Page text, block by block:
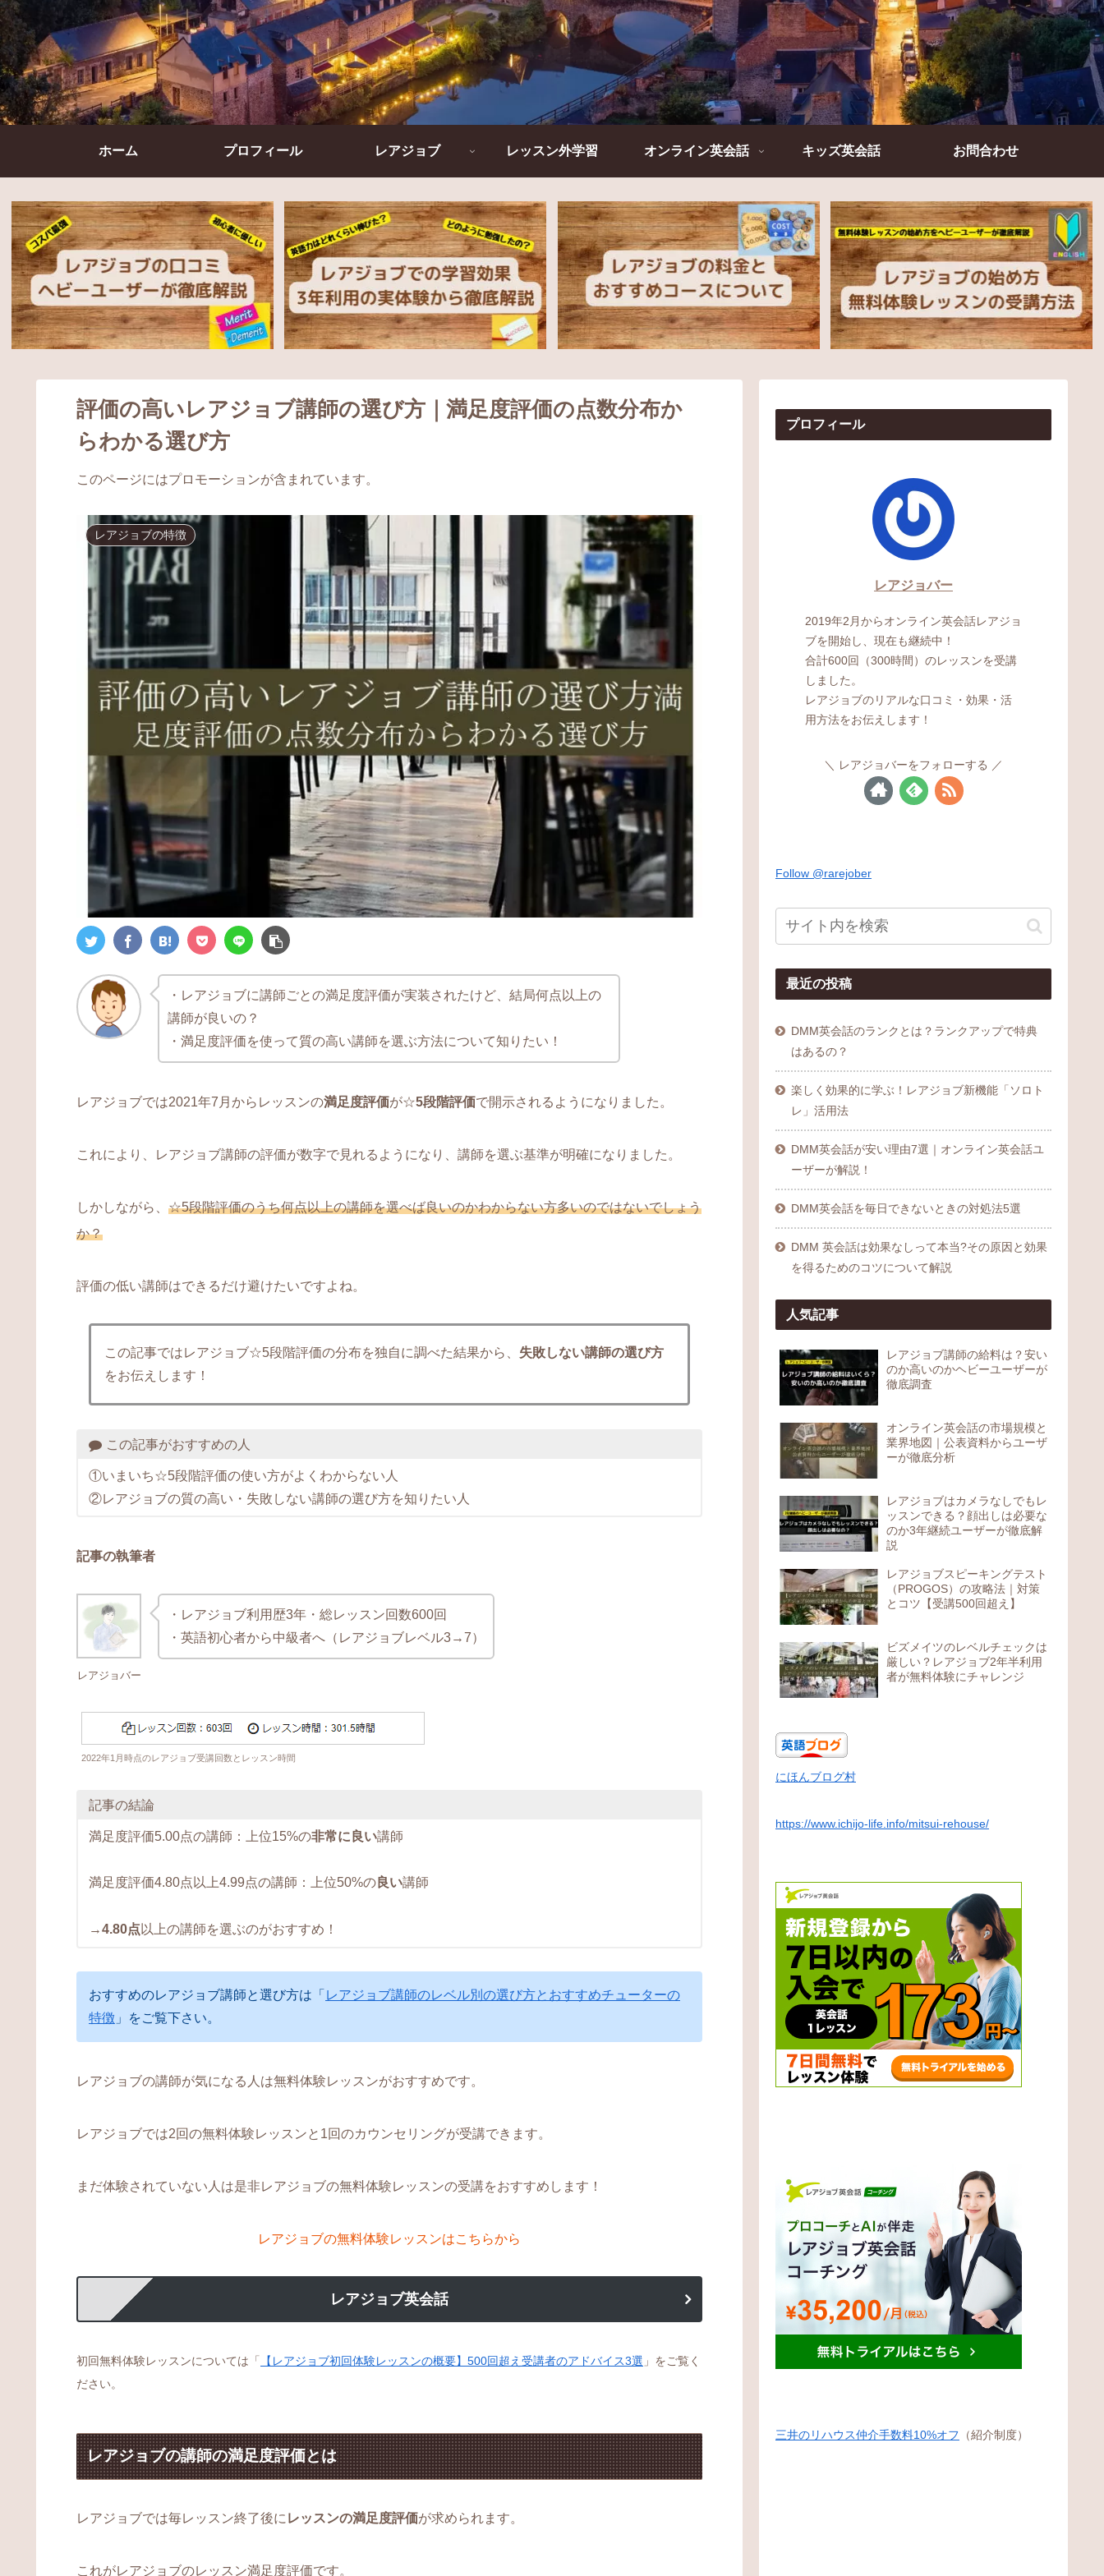
ホーム プロフィール レアジョブ レッスン外学習 オンライン英会話 キッズ英会話 お問合わせ
評価の高いレアジョブ講師の選び方｜満足度評価の点数分布か
らわかる選び方
このページにはプロモーションが含まれています。
レアジョブの特徴
・レアジョブに講師ごとの満足度評価が実装されたけど、結局何点以上の
講師が良いの？
・満足度評価を使って質の高い講師を選ぶ方法について知りたい！
レアジョブでは2021年7月からレッスンの満足度評価が☆5段階評価で開示されるようになりました。
これにより、レアジョブ講師の評価が数字で見れるようになり、講師を選ぶ基準が明確になりました。
しかしながら、 ☆5段階評価のうち何点以上の講師を選べば良いのかわからない方多いのではないでしょう
か？
評価の低い講師はできるだけ避けたいですよね。
この記事ではレアジョブ☆5段階評価の分布を独自に調べた結果から、 失敗しない講師の選び方
をお伝えします！
この記事がおすすめの人
①いまいち☆5段階評価の使い方がよくわからない人
②レアジョブの質の高い・失敗しない講師の選び方を知りたい人
記事の執筆者
レアジョバー
・レアジョブ利用歴3年・総レッスン回数600回
・英語初心者から中級者へ（レアジョブレベル3→7）
2022年1月時点のレアジョブ受講回数とレッスン時間
記事の結論
満足度評価5.00点の講師：上位15%の非常に良い講師
満足度評価4.80点以上4.99点の講師：上位50%の良い講師
→4.80点 以上の講師を選ぶのがおすすめ！
おすすめのレアジョブ講師と選び方は「 レアジョブ講師のレベル別の選び方とおすすめチューターの
特徴 」をご覧下さい。
レアジョブの講師が気になる人は無料体験レッスンがおすすめです。
レアジョブでは2回の無料体験レッスンと1回のカウンセリングが受講できます。
まだ体験されていない人は是非レアジョブの無料体験レッスンの受講をおすすめします！
レアジョブの無料体験レッスンはこちらから
レアジョブ英会話
初回無料体験レッスンについては「 【レアジョブ初回体験レッスンの概要】500回超え受講者のアドバイス3選 」をご覧く
ださい。
レアジョブの講師の満足度評価とは
レアジョブでは毎レッスン終了後にレッスンの満足度評価が求められます。
これがレアジョブのレッスン満足度評価です。
プロフィール
レアジョバー
2019年2月からオンライン英会話レアジョ
ブを開始し、現在も継続中！
合計600回（300時間）のレッスンを受講
しました。
レアジョブのリアルな口コミ・効果・活
用方法をお伝えします！
レアジョバーをフォローする
最近の投稿
DMM英会話のランクとは？ランクアップで特典
はあるの？
楽しく効果的に学ぶ！レアジョブ新機能「ソロト
レ」活用法
DMM英会話が安い理由7選｜オンライン英会話ユ
ーザーが解説！
DMM英会話を毎日できないときの対処法5選
DMM 英会話は効果なしって本当?その原因と効果
を得るためのコツについて解説
人気記事
レアジョブ講師の給料は？安い
のか高いのかヘビーユーザーが
徹底調査
オンライン英会話の市場規模と
業界地図｜公表資料からユーザ
ーが徹底分析
レアジョブはカメラなしでもレ
ッスンできる？顔出しは必要な
のか3年継続ユーザーが徹底解
説
レアジョブスピーキングテスト
（PROGOS）の攻略法｜対策
とコツ【受講500回超え】
ビズメイツのレベルチェックは
厳しい？レアジョブ2年半利用
者が無料体験にチャレンジ
にほんブログ村
https://www.ichijo-life.info/mitsui-rehouse/
三井のリハウス仲介手数料10%オフ （紹介制度）